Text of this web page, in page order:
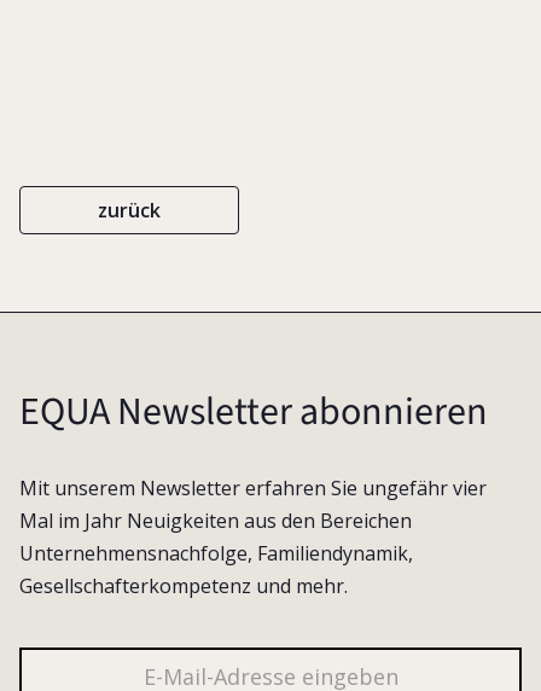
zurück
EQUA Newsletter abonnieren
Mit unserem Newsletter erfahren Sie ungefähr vier
Mal im Jahr Neuigkeiten aus den Bereichen
Unternehmensnachfolge, Familiendynamik,
Gesellschafterkompetenz und mehr.